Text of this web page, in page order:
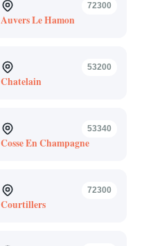
72300
Auvers Le Hamon
53200
Chatelain
53340
Cosse En Champagne
72300
Courtillers